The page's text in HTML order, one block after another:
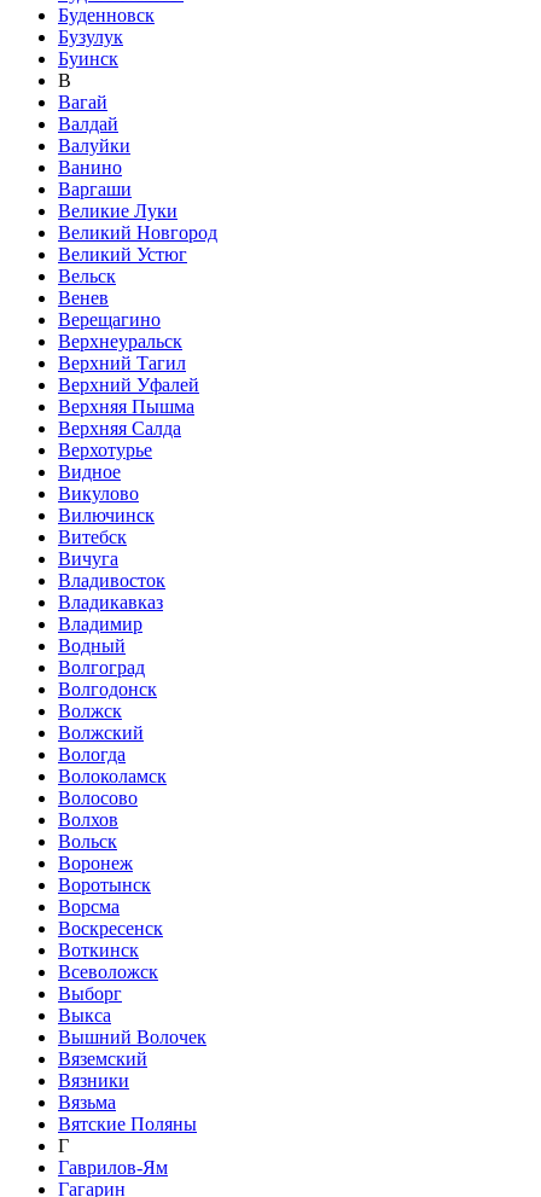
Буденновск
Бузулук
Буинск
В
Вагай
Валдай
Валуйки
Ванино
Варгаши
Великие Луки
Великий Новгород
Великий Устюг
Вельск
Венев
Верещагино
Верхнеуральск
Верхний Тагил
Верхний Уфалей
Верхняя Пышма
Верхняя Салда
Верхотурье
Видное
Викулово
Вилючинск
Витебск
Вичуга
Владивосток
Владикавказ
Владимир
Водный
Волгоград
Волгодонск
Волжск
Волжский
Вологда
Волоколамск
Волосово
Волхов
Вольск
Воронеж
Воротынск
Ворсма
Воскресенск
Воткинск
Всеволожск
Выборг
Выкса
Вышний Волочек
Вяземский
Вязники
Вязьма
Вятские Поляны
Г
Гаврилов-Ям
Гагарин